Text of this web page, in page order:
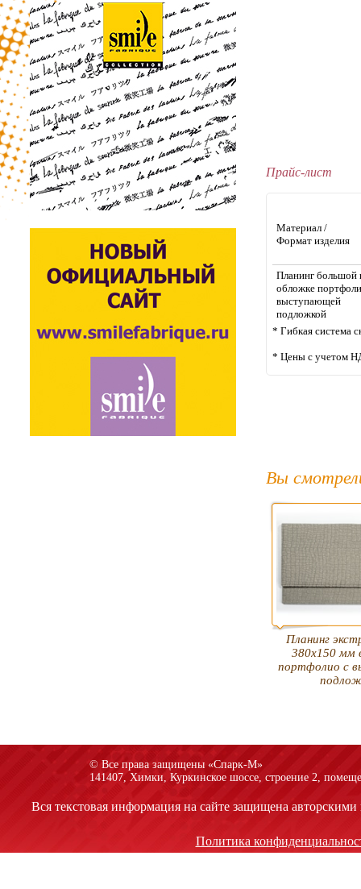
Прайс-лист
Материал /
Формат изделия
Планинг большой
обложке
выступающей
подложкой
* Гибкая система
* Цены с учетом
Вы
Планинг
380х150 мм
портфолио с
© Все права защищены «Спарк-M»
141407, Химки, Куркинское шоссе, строение 2,
Вся текстовая информация на сайте защищена
Политика